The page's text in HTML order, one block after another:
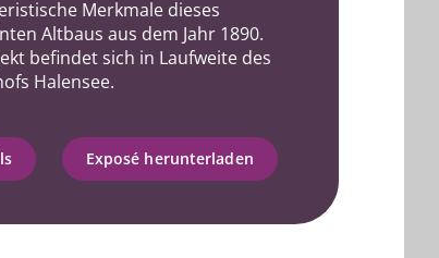
Merkmale dieses
Altbaus aus dem Jahr 1890.
befindet sich in Laufweite des
Halensee.
Exposé herunterladen